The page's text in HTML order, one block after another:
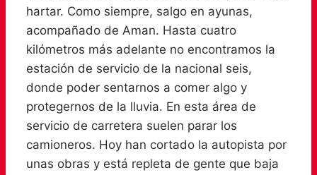
hartar. Como siempre, salgo en ayunas,
acompañado de Aman. Hasta cuatro
kilómetros más adelante no encontramos la
estación de servicio de la nacional seis,
donde poder sentarnos a comer algo y
protegernos de la lluvia. En esta área de
servicio de carretera suelen parar los
camioneros. Hoy han cortado la autopista por
unas obras y está repleta de gente que baja